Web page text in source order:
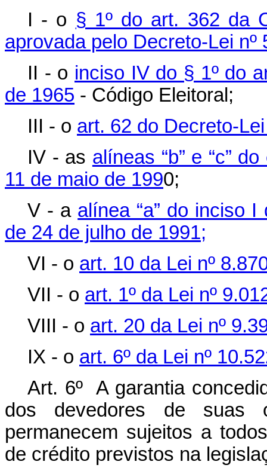
I - o § 1º do art. 362 da
aprovada pelo Decreto-Lei nº
II - o inciso IV do § 1º do
de 1965 - Código Eleitoral;
III - o art. 62 do Decreto-
IV - as alíneas “b” e “c” do
11 de maio de 1990;
V - a alínea “a” do inciso
de 24 de julho de 1991;
VI - o art. 10 da Lei nº
VII - o art. 1º da Lei nº
VIII - o art. 20 da Lei nº
IX - o art. 6º da Lei nº
Art. 6º A garantia
dos devedores de suas
permanecem sujeitos a
de crédito previstos na